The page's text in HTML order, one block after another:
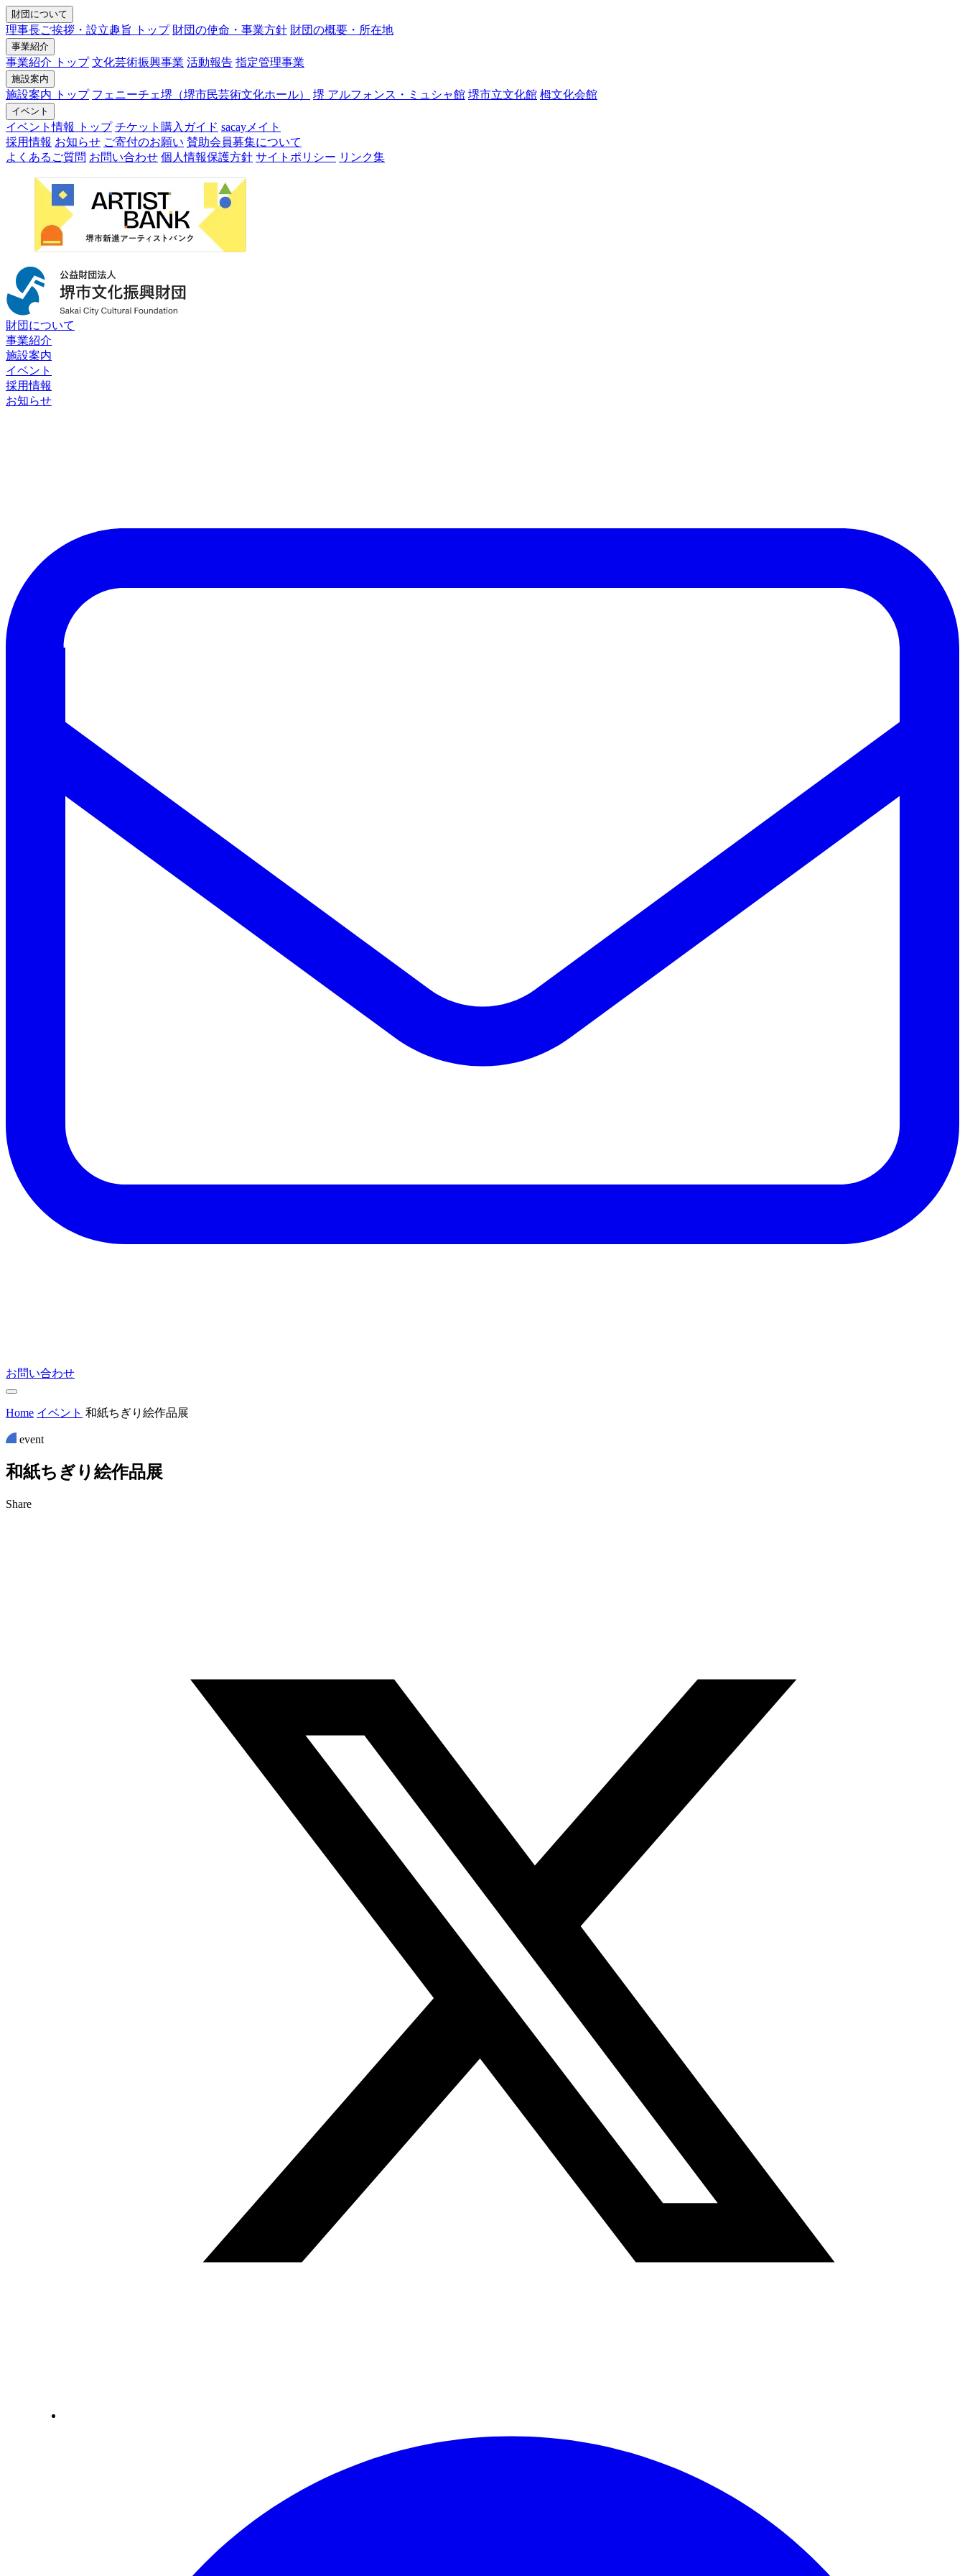
財団について
理事長ご挨拶・設立趣旨 トップ 財団の使命・事業方針 財団の概要・所在地
事業紹介
事業紹介 トップ 文化芸術振興事業 活動報告 指定管理事業
施設案内
施設案内 トップ フェニーチェ堺（堺市民芸術文化ホール） 堺 アルフォンス・ミュシャ館 堺市立文化館 栂文化会館
イベント
イベント情報 トップ チケット購入ガイド sacayメイト
採用情報 お知らせ ご寄付のお願い 賛助会員募集について
よくあるご質問 お問い合わせ 個人情報保護方針 サイトポリシー リンク集
財団について
事業紹介
施設案内
イベント
採用情報
お知らせ
お問い合わせ
Home イベント 和紙ちぎり絵作品展
event
和紙ち ぎ り 絵作品展
Share